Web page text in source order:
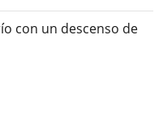
con un descenso de